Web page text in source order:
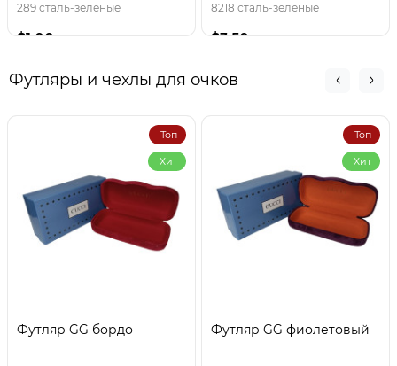
289 сталь-зеленые
$1.00
8218 сталь-зеленые
$3.50
Футляры и чехлы для очков
Топ
Хит
Футляр GG бордо
Топ
Хит
Футляр GG фиолетовый